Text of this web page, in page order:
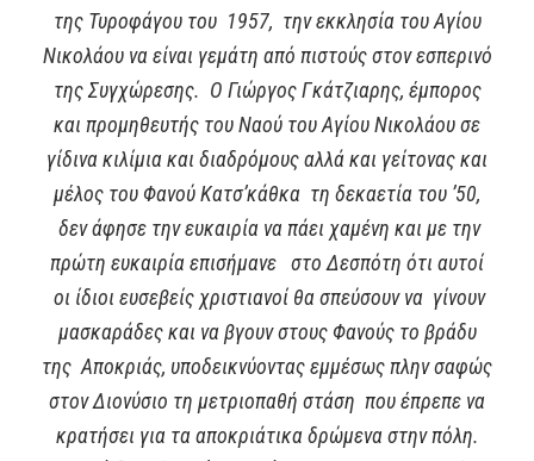
της Τυροφάγου του 1957, την εκκλησία του Αγίου
Νικολάου να είναι γεμάτη από πιστούς στον εσπερινό
της Συγχώρεσης. Ο Γιώργος Γκάτζιαρης, έμπορος
και προμηθευτής του Ναού του Αγίου Νικολάου σε
γίδινα κιλίμια και διαδρόμους αλλά και γείτονας και
μέλος του Φανού Κατσ’κάθκα τη δεκαετία του ’50,
δεν άφησε την ευκαιρία να πάει χαμένη και με την
πρώτη ευκαιρία επισήμανε στο Δεσπότη ότι αυτοί
οι ίδιοι ευσεβείς χριστιανοί θα σπεύσουν να γίνουν
μασκαράδες και να βγουν στους Φανούς το βράδυ
της Αποκριάς, υποδεικνύοντας εμμέσως πλην σαφώς
στον Διονύσιο τη μετριοπαθή στάση που έπρεπε να
κρατήσει για τα αποκριάτικα δρώμενα στην πόλη.